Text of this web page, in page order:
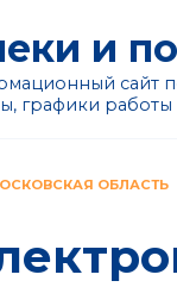
и
сайт
графики работы
ОБЛАСТЬ